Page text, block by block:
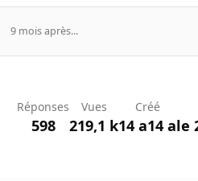
9 mois après...
Réponses
598
Vues
219,1 k
Créé
14 a14 ale